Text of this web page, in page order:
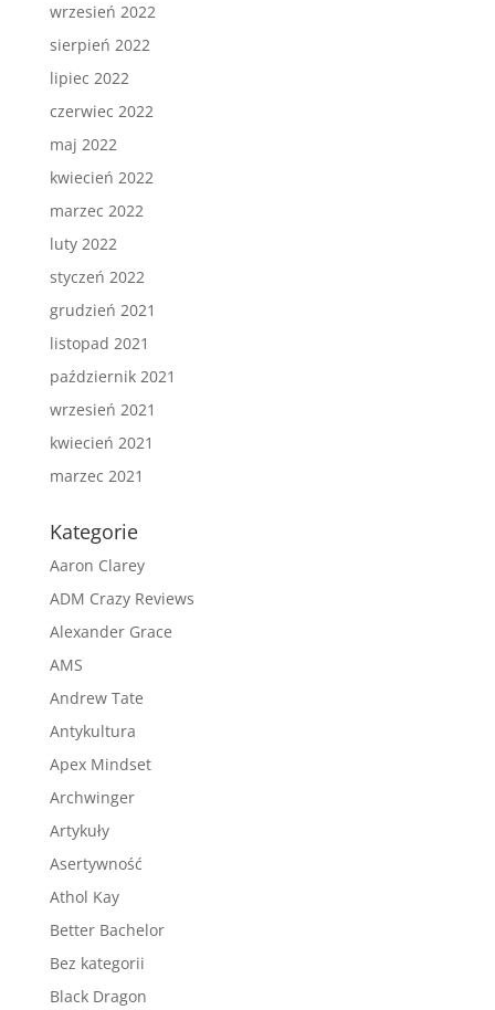
wrzesień 2022
sierpień 2022
lipiec 2022
czerwiec 2022
maj 2022
kwiecień 2022
marzec 2022
luty 2022
styczeń 2022
grudzień 2021
listopad 2021
październik 2021
wrzesień 2021
kwiecień 2021
marzec 2021
Kategorie
Aaron Clarey
ADM Crazy Reviews
Alexander Grace
AMS
Andrew Tate
Antykultura
Apex Mindset
Archwinger
Artykuły
Asertywność
Athol Kay
Better Bachelor
Bez kategorii
Black Dragon